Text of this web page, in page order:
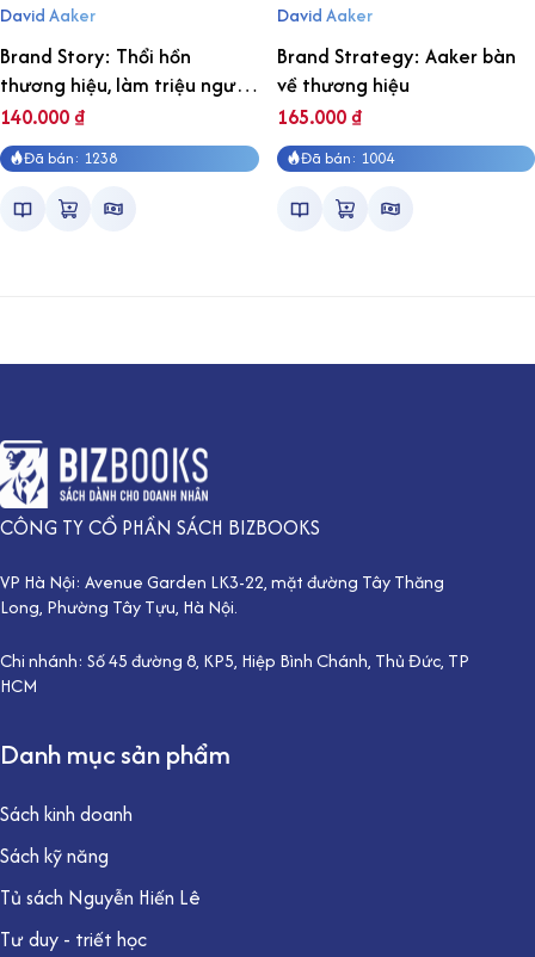
David Aaker
Brand Story: Thổi hồn
thương hiệu, làm triệu người
mê
140.000₫
Đã bán: 1238
David Aaker
Brand Strategy: Aaker bàn
về thương hiệu
165.000₫
Đã bán: 1004
CÔNG TY CỔ PHẦN SÁCH BIZBOOKS
VP Hà Nội: Avenue Garden LK3-22, mặt đường Tây Thăng
Long, Phường Tây Tựu, Hà Nội.
Chi nhánh: Số 45 đường 8, KP5, Hiệp Bình Chánh, Thủ Đức, TP
HCM
Danh mục sản phẩm
Sách kinh doanh
Sách kỹ năng
Tủ sách Nguyễn Hiến Lê
Tư duy - triết học